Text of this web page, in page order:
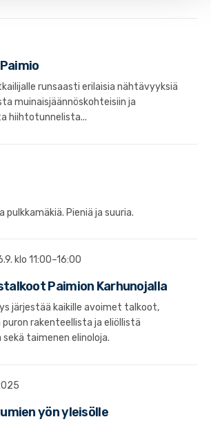
runsaasti erilaisia nähtävyyksiä
muinaisjäännöskohteisiin ja
hiihtotunnelista...
pulkkamäkiä. Pieniä ja suuria.
klo 11:00–16:00
Paimion Karhunojalla
järjestää kaikille avoimet talkoot,
rakenteellista ja eliöllistä
taimenen elinoloja.
yön yleisölle